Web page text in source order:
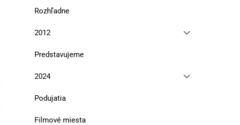
Rozhľadne
2012
Predstavujeme
2024
Podujatia
Filmové miesta